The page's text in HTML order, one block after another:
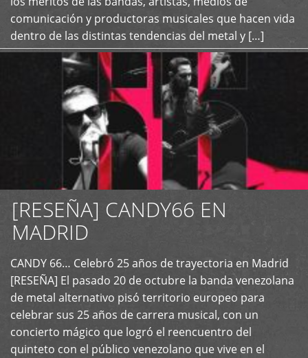
comunicación y productoras musicales que hacen vida
dentro de las distintas tendencias del metal y […]
[RESEÑA] CANDY66 EN
MADRID
CANDY 66… Celebró 25 años de trayectoria en Madrid
[RESEÑA] El pasado 20 de octubre la banda venezolana
de metal alternativo pisó territorio europeo para
celebrar sus 25 años de carrera musical, con un
concierto mágico que logró el reencuentro del
quinteto con el público venezolano que vive en el
+